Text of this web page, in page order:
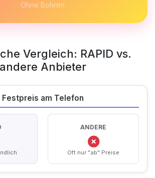
Ohne Bohren
Vergleich: RAPID vs.
andere Anbieter
Festpreis am Telefon
ANDERE
Oft nur "ab" Preise